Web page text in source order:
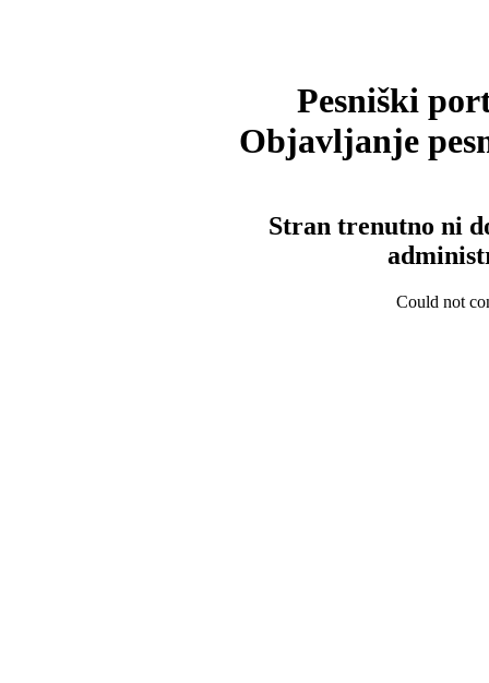
Pesniški
Objavljanje
Stran trenutno ni
Could not